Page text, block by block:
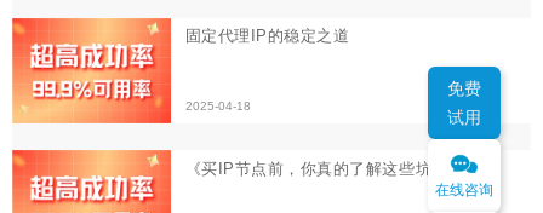
2025-04-18
免费
试用
在线咨询